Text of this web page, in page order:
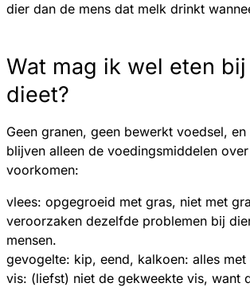
dier dan de mens dat melk drinkt
Wat mag ik wel eten
dieet?
Geen granen, geen bewerkt voedsel,
blijven alleen de voedingsmiddelen
voorkomen:
vlees: opgegroeid met gras, niet met
veroorzaken dezelfde problemen bij
mensen.
gevogelte: kip, eend, kalkoen: alles met
vis: (liefst) niet de gekweekte vis, want